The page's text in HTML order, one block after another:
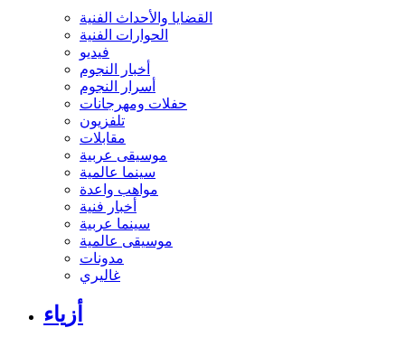
القضايا والأحداث الفنية
الحوارات الفنية
فيديو
أخبار النجوم
أسرار النجوم
حفلات ومهرجانات
تلفزيون
مقابلات
موسيقى عربية
سينما عالمية
مواهب واعدة
أخبار فنية
سينما عربية
موسيقى عالمية
مدونات
غاليري
أزياء